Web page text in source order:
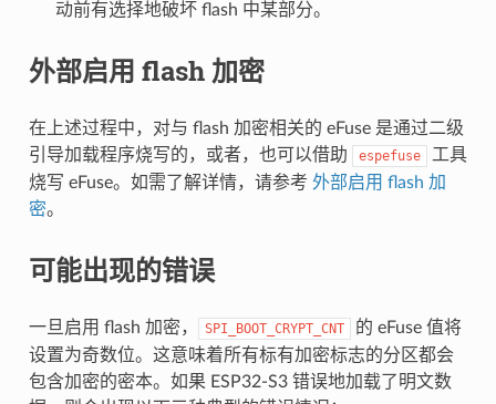
动前有选择地破坏 flash 中某部分。
外部启用 flash 加密
在上述过程中，对与 flash 加密相关的 eFuse 是通过二级
引导加载程序烧写的，或者，也可以借助
espefuse
工具
烧写 eFuse。如需了解详情，请参考 外部启用 flash 加
密。
可能出现的错误
一旦启用 flash 加密， SPI_BOOT_CRYPT_CNT
的 eFuse 值将
设置为奇数位。这意味着所有标有加密标志的分区都会
包含加密的密本。如果 ESP32-S3 错误地加载了明文数